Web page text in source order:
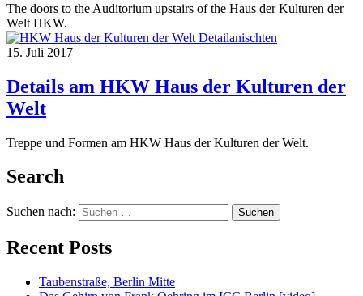
The doors to the Auditorium upstairs of the Haus der Kulturen der
Welt HKW.
15. Juli 2017
Details am HKW Haus der Kulturen der
Welt
Treppe und Formen am HKW Haus der Kulturen der Welt.
Search
Suchen nach:
Recent Posts
Taubenstraße, Berlin Mitte